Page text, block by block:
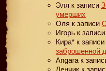
Эля к записи
умерших
Оля к записи
Игорь к записи
Кира* к записи
заброшенной
Angara к
Ленчик к